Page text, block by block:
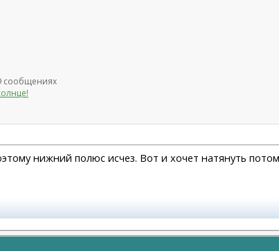
сообщениях
нижний полюс исчез. Вот и хочет натянуть